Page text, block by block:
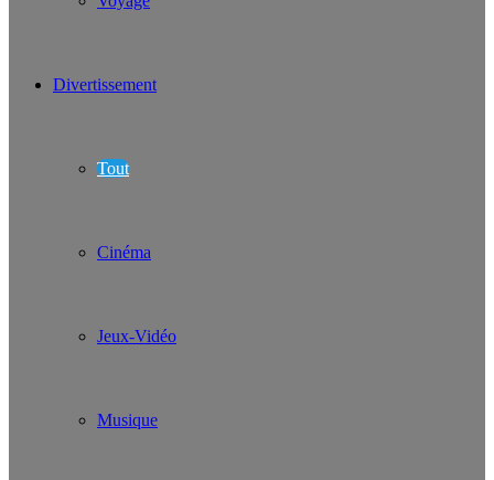
Divertissement
Tout
Cinéma
Jeux-Vidéo
Musique